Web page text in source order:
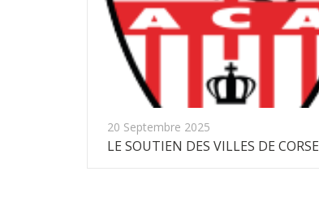
20 Septembre 2025
LE SOUTIEN DES VILLES DE CORSE